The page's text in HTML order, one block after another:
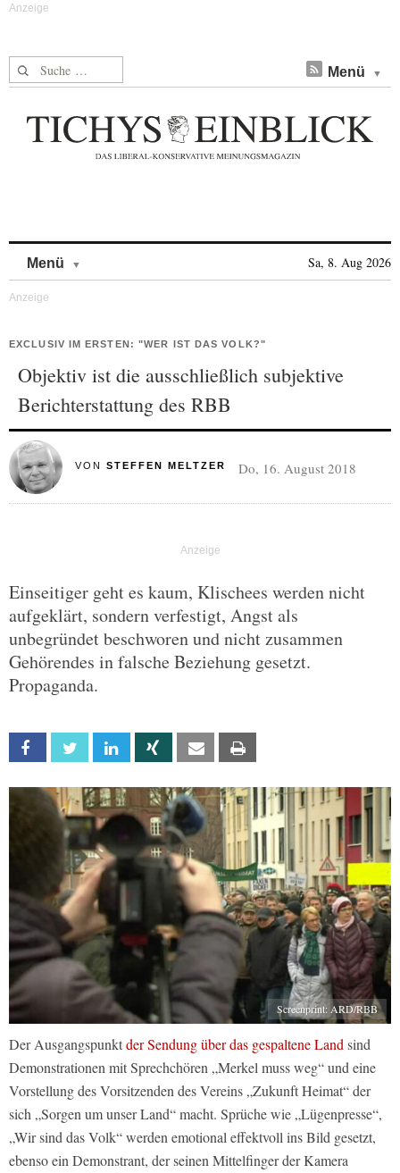
Suche nach: Menü
Menü Sa, 8. Aug 2026
EXCLUSIV IM ERSTEN: "WER IST DAS VOLK?"
Objektiv ist die ausschließlich subjektive
Berichterstattung des RBB
VON STEFFEN MELTZER Do, 16. August 2018
Einseitiger geht es kaum, Klischees werden nicht
aufgeklärt, sondern verfestigt, Angst als
unbegründet beschworen und nicht zusammen
Gehörendes in falsche Beziehung gesetzt.
Propaganda.
Facebook Twitter Linkedin Xing Email
Screenprint: ARD/RBB
Der Ausgangspunktder Sendung über das gespaltene Landsind
Demonstrationen mit Sprechchören „Merkel muss weg“ und eine
Vorstellung des Vorsitzenden des Vereins „Zukunft Heimat“ der
sich „Sorgen um unser Land“ macht. Sprüche wie „Lügenpresse“,
„Wir sind das Volk“ werden emotional effektvoll ins Bild gesetzt,
ebenso ein Demonstrant, der seinen Mittelfinger der Kamera